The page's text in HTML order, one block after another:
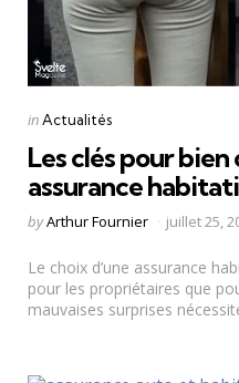
Categories
Posted
inActualités
Les clés pour
assurance
Posted
byArthur Fournier juillet 25,
Le choix d’une assurance
pour les propriétaires que
mauvaises surprises